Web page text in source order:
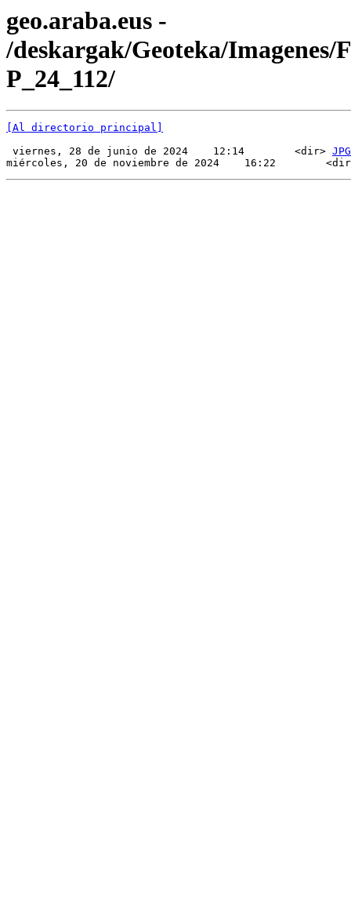
geo.araba.eus -
/deskargak/Geoteka/Imagenes/
P_24_112/
[Al directorio principal]
viernes, 28 de junio de 2024    12:14        <dir> JPG
miércoles, 20 de noviembre de 2024    16:22